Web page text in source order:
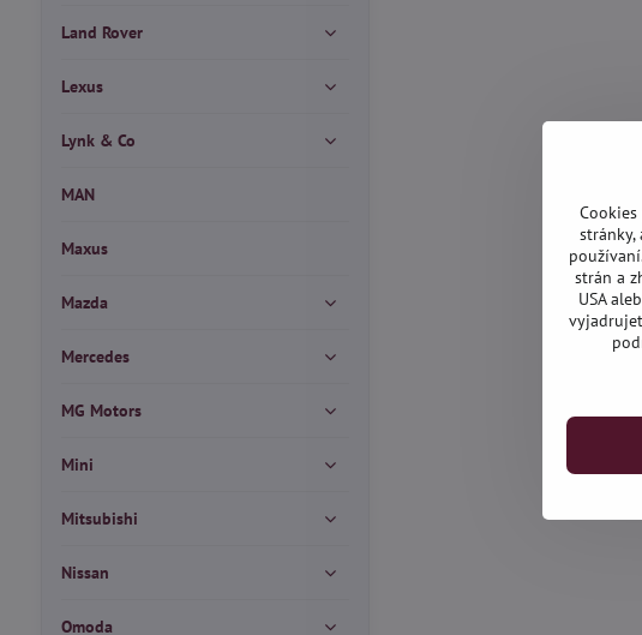
Land Rover
Lexus
Lynk & Co
MAN
Maxus
Mazda
Mercedes
MG Motors
Mini
Mitsubishi
Nissan
Omoda
strán a
USA